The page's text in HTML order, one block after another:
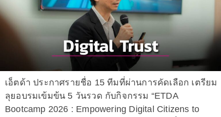
เอ็ตด้า ประกาศรายชื่อ 15 ทีมที่ผ่านการคัดเลือก เตรียม
ลุยอบรมเข้มข้น 5 วันรวด กับกิจกรรม “ETDA
Bootcamp 2026 : Empowering Digital Citizens to